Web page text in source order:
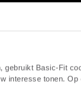
gebruikt Basic-Fit
interesse tonen.